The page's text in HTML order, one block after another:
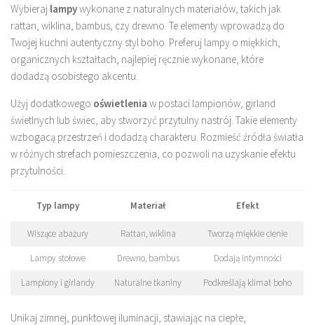
Wybieraj lampywykonane z naturalnych materiałów, takich jak
rattan, wiklina, bambus, czy drewno. Te elementy wprowadzą do
Twojej kuchni autentyczny styl boho. Preferuj lampy o miękkich,
organicznych kształtach, najlepiej ręcznie wykonane, które
dodadzą osobistego akcentu.
Użyj dodatkowego oświetlenia w postaci lampionów, girland
świetlnych lub świec, aby stworzyć przytulny nastrój. Takie elementy
wzbogacą przestrzeń i dodadzą charakteru. Rozmieść źródła światła
w różnych strefach pomieszczenia, co pozwoli na uzyskanie efektu
przytulności.
Typ lampy Materiał Efekt
Wiszące abażury Rattan, wiklina Tworzą miękkie cienie
Lampy stołowe Drewno, bambus Dodają intymności
Lampiony i girlandy Naturalne tkaniny Podkreślają klimat boho
Unikaj zimnej, punktowej iluminacji, stawiając na ciepłe,